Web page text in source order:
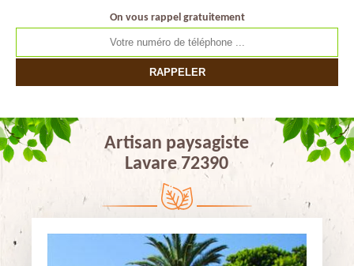
On vous rappel gratuitement
Artisan paysagiste
Lavare 72390